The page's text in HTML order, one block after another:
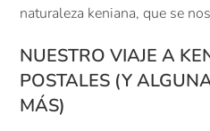
naturaleza keniana, que se
NUESTRO VIAJE A
POSTALES (Y
MÁS)